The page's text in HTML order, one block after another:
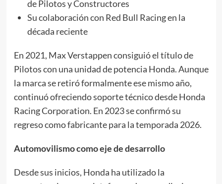
de Pilotos y Constructores
Su colaboración con Red Bull Racing en la
década reciente
En 2021, Max Verstappen consiguió el título de
Pilotos con una unidad de potencia Honda. Aunque
la marca se retiró formalmente ese mismo año,
continuó ofreciendo soporte técnico desde Honda
Racing Corporation. En 2023 se confirmó su
regreso como fabricante para la temporada 2026.
Automovilismo como eje de desarrollo
Desde sus inicios, Honda ha utilizado la